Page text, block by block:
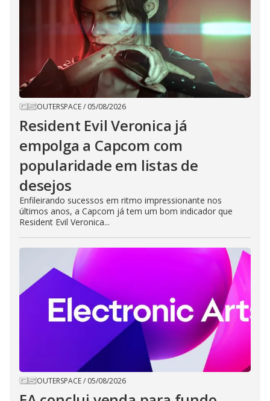
OUTERSPACE/ 05/08/2026
Resident Evil Veronica já
empolga a Capcom com
popularidade em listas de
desejos
Enfileirando sucessos em ritmo impressionante nos
últimos anos, a Capcom já tem um bom indicador que
Resident Evil Veronica...
OUTERSPACE/ 05/08/2026